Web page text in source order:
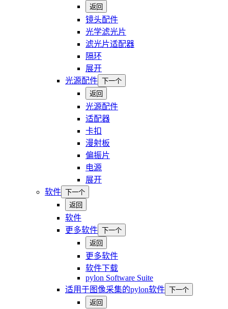
返回
镜头配件
光学滤光片
滤光片适配器
隔环
展开
光源配件
下一个
返回
光源配件
适配器
卡扣
漫射板
偏振片
电源
展开
软件
下一个
返回
软件
更多软件
下一个
返回
更多软件
软件下载
pylon Software Suite
适用于图像采集的pylon软件
下一个
返回